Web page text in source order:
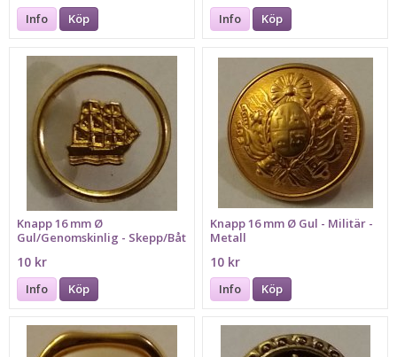
Info Köp Info Köp
Knapp 16 mm Ø
Gul/Genomskinlig - Skepp/Båt
10 kr
Info Köp
Knapp 16 mm Ø Gul - Militär -
Metall
10 kr
Info Köp